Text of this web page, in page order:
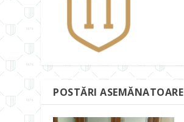
POSTĂRI ASEMĂNATOARE